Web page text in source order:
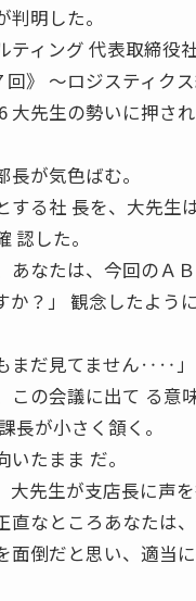
明した。
ティング 代表取締役
回》 〜ロジスティク
大先生の勢いに押さ
が気色ばむ。
する社 長を、大先生
認した。
あなたは、今回のＡ
か？」 観念したよう
まだ見てません‥‥
この会議に出て る意
長が小さく頷く。
たまま だ。
大先生が支店長に声を
直なところあなたは
面倒だと思い、適当